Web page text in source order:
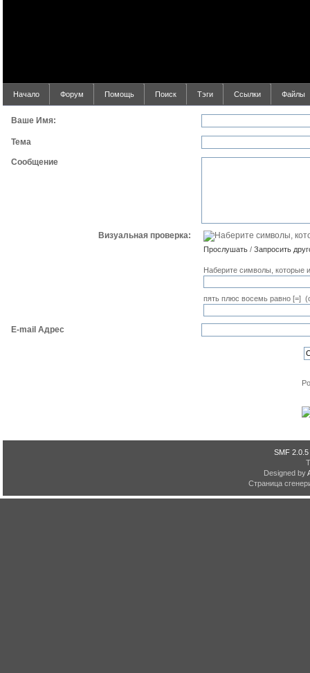
Начало Форум Помощь Поиск Тэги Ссылки Файлы
Ваше Имя:
Тема
Сообщение
Визуальная проверка:
Прослушать /Запросить
Наберите символы, которые
пять плюс восемь равно [=]
E-mail Адрес
SMF 2.0.5
Designed by
Страница